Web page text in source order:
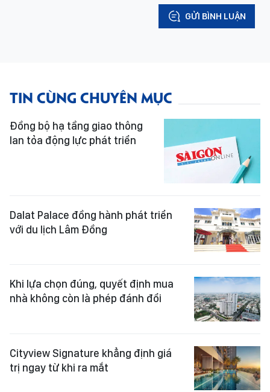
GỬI BÌNH LUẬN
TIN CÙNG CHUYÊN MỤC
Đồng bộ hạ tầng giao thông
lan tỏa động lực phát triển
Dalat Palace đồng hành phát triển
với du lịch Lâm Đồng
Khi lựa chọn đúng, quyết định mua
nhà không còn là phép đánh đổi
Cityview Signature khẳng định giá
trị ngay từ khi ra mắt